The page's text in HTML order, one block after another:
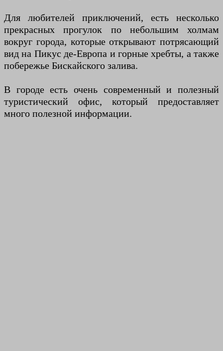
Для любителей приключений, есть несколько
прекрасных прогулок по небольшим холмам
вокруг города, которые открывают потрясающий
вид на Пикус де-Европа и горные хребты, а также
побережье Бискайского залива.
В городе есть очень современный и полезный
туристический офис, который предоставляет
много полезной информации.